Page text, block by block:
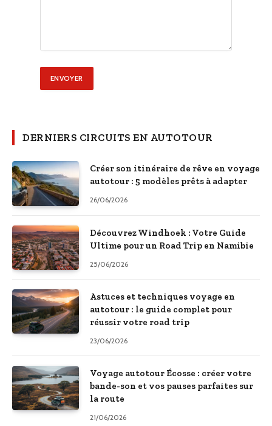
DERNIERS CIRCUITS EN AUTOTOUR
Créer son itinéraire de rêve en voyage
autotour : 5 modèles prêts à adapter
26/06/2026
Découvrez Windhoek : Votre Guide
Ultime pour un Road Trip en Namibie
25/06/2026
Astuces et techniques voyage en
autotour : le guide complet pour
réussir votre road trip
23/06/2026
Voyage autotour Écosse : créer votre
bande-son et vos pauses parfaites sur
la route
21/06/2026